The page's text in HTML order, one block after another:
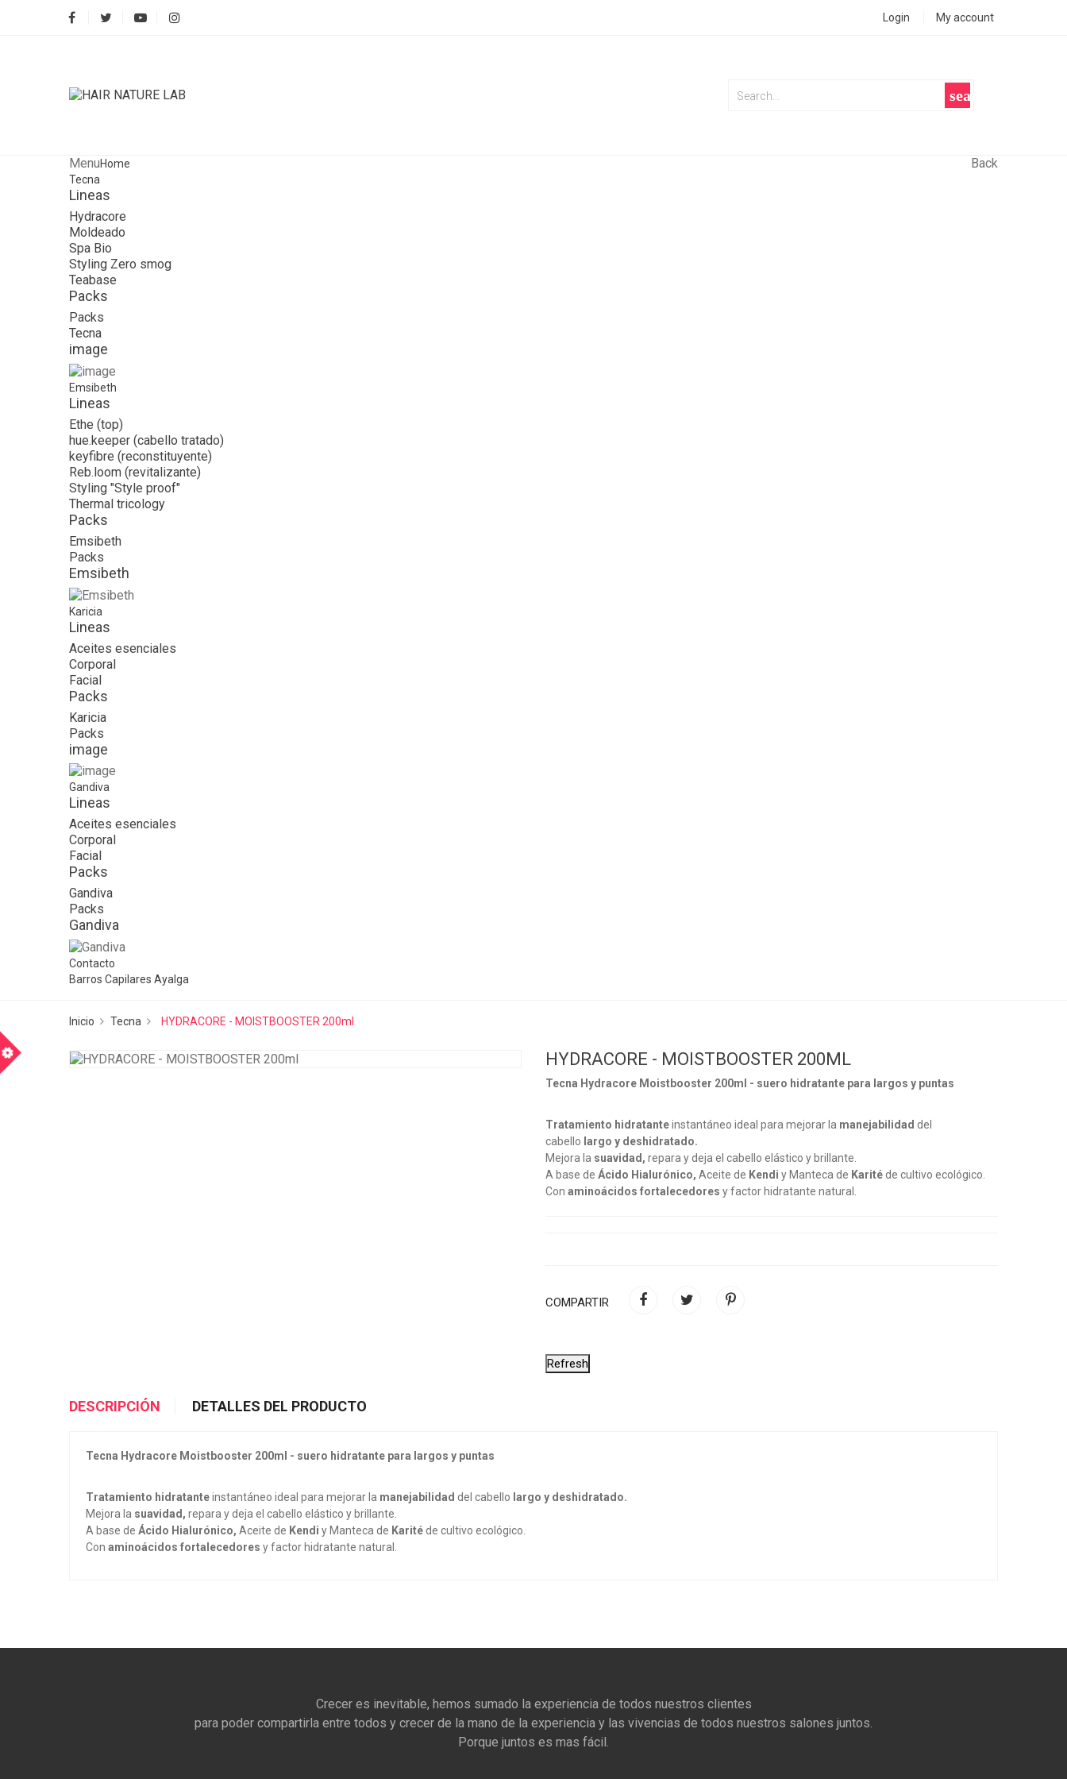
Login My account
search
Menu Back
Home
Tecna
Lineas
Hydracore
Moldeado
Spa Bio
Styling Zero smog
Teabase
Packs
Packs
Tecna
image
Emsibeth
Lineas
Ethe (top)
hue.keeper (cabello tratado)
keyfibre (reconstituyente)
Reb.loom (revitalizante)
Styling "Style proof"
Thermal tricology
Packs
Emsibeth
Packs
Emsibeth
Karicia
Lineas
Aceites esenciales
Corporal
Facial
Packs
Karicia
Packs
image
Gandiva
Lineas
Aceites esenciales
Corporal
Facial
Packs
Gandiva
Packs
Gandiva
Contacto
Barros Capilares Ayalga
Inicio Tecna HYDRACORE - MOISTBOOSTER 200ml
HYDRACORE - MOISTBOOSTER 200ML
Tecna Hydracore Moistbooster 200ml - suero hidratante para largos y puntas
Tratamiento hidratanteinstantáneo ideal para mejorar la manejabilidad del
cabello largo y deshidratado.
Mejora la suavidad, repara y deja el cabello elástico y brillante.
A base de Ácido Hialurónico, Aceite de Kendi y Manteca de Karitéde cultivo ecológico.
Con aminoácidos fortalecedores y factor hidratante natural.
COMPARTIR
DESCRIPCIÓN DETALLES DEL PRODUCTO
Tecna Hydracore Moistbooster 200ml - suero hidratante para largos y puntas
Tratamiento hidratanteinstantáneo ideal para mejorar la manejabilidad del cabello largo y deshidratado.
Mejora la suavidad, repara y deja el cabello elástico y brillante.
A base de Ácido Hialurónico, Aceite de Kendi y Manteca de Karitéde cultivo ecológico.
Con aminoácidos fortalecedores y factor hidratante natural.
Crecer es inevitable, hemos sumado la experiencia de todos nuestros clientes
para poder compartirla entre todos y crecer de la mano de la experiencia y las vivencias de todos nuestros salones juntos.
Porque juntos es mas fácil.